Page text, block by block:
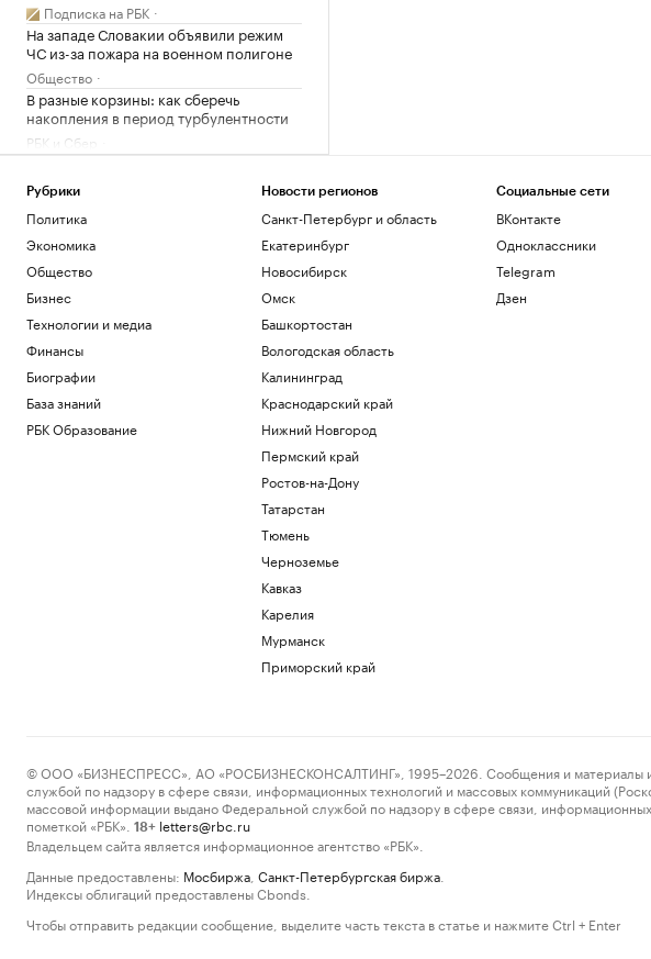
Подписка на РБК
На западе Словакии объявили режим
ЧС из-за пожара на военном полигоне
Общество
В разные корзины: как сберечь
накопления в период турбулентности
РБК и Сбер
многоэтажек после ночной атаки
дронов
Политика
Как за 6 недель настроить свой мозг на
жизнь мечты — идеи нейрохирурга
Загрузить еще
Рубрики
Политика
Экономика
Общество
Бизнес
Технологии и медиа
Финансы
Биографии
База знаний
РБК Образование
Новости регионов
Санкт-Петербург и область
Екатеринбург
Новосибирск
Омск
Башкортостан
Вологодская область
Калининград
Краснодарский край
Нижний Новгород
Пермский край
Ростов-на-Дону
Татарстан
Тюмень
Черноземье
Кавказ
Карелия
Мурманск
Приморский край
Социальные сети
ВКонтакте
Одноклассники
Telegram
Дзен
© ООО «БИЗНЕСПРЕСС», АО «РОСБИЗНЕСКОНСАЛТИНГ», 1995–2026. Сообщения и материалы
службой по надзору в сфере связи, информационных технологий и массовых коммуникаций
массовой информации выдано Федеральной службой по надзору в сфере связи,
пометкой «РБК».
18+ letters@rbc.ru
Владельцем сайта является информационное агентство «РБК».
Данные предоставлены: Мосбиржа Санкт-Петербургская биржа
Индексы облигаций предоставлены Cbonds.
Чтобы отправить редакции сообщение, выделите часть текста в статье и нажмите Ctrl + Enter